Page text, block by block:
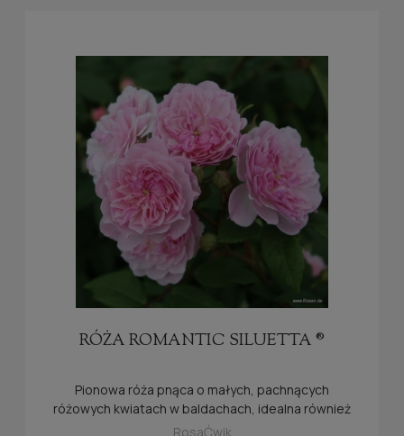
RÓŻA ROMANTIC SILUETTA ®
Pionowa róża pnąca o małych, pachnących
różowych kwiatach w baldachach, idealna również
do mniejszych ogrodów.
RosaĆwik